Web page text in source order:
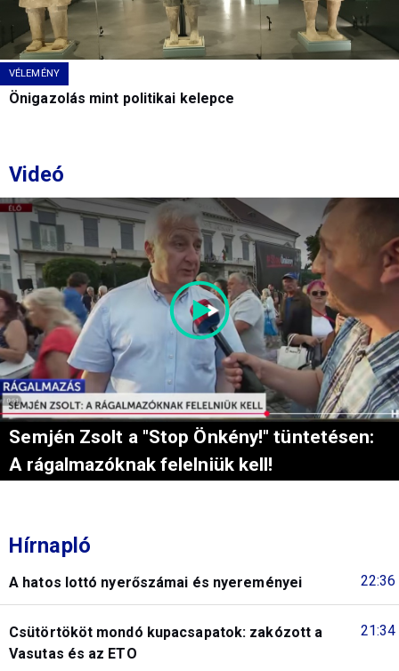
VÉLEMÉNY
Önigazolás mint politikai kelepce
Videó
Semjén Zsolt a "Stop Önkény!" tüntetésen:
A rágalmazóknak felelniük kell!
Hírnapló
22:36
A hatos lottó nyerőszámai és nyereményei
21:34
Csütörtököt mondó kupacsapatok: zakózott a
Vasutas és az ETO